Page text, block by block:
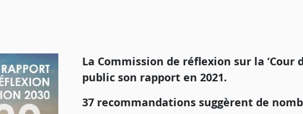
La Commission de réflexion sur la ‘Cour
public son rapport en 2021.
37 recommandations suggèrent de